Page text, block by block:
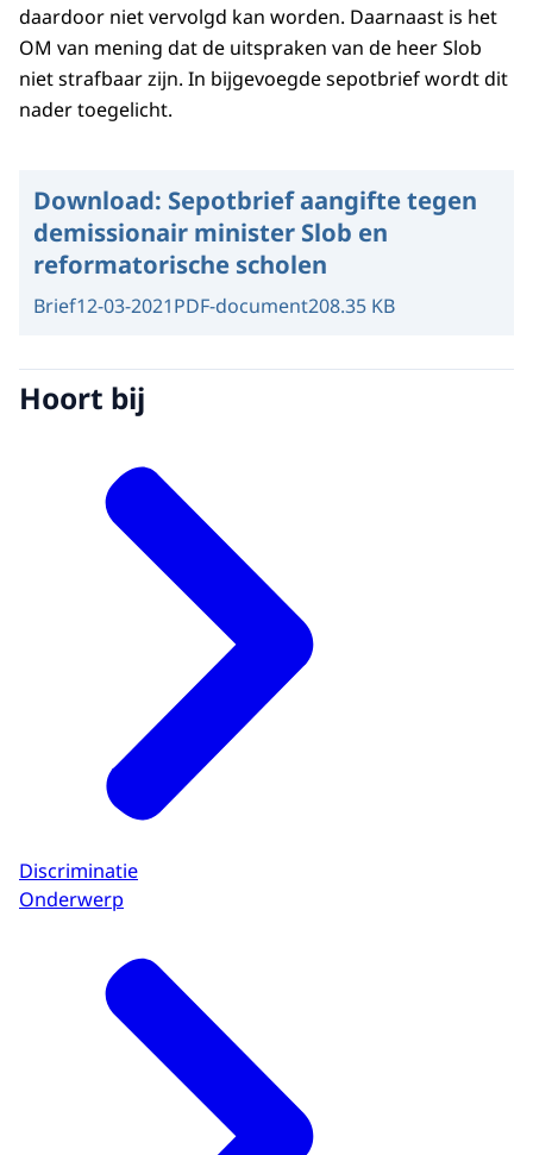
daardoor niet vervolgd kan worden. Daarnaast is het
OM van mening dat de uitspraken van de heer Slob
niet strafbaar zijn. In bijgevoegde sepotbrief wordt dit
nader toegelicht.
Download: Sepotbrief aangifte tegen
demissionair minister Slob en
reformatorische scholen
Brief12-03-2021PDF-document208.35 KB
Hoort bij
Discriminatie
Onderwerp